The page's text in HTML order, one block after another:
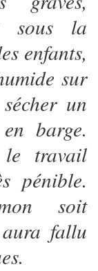
sous la
enfants,
sur
un
barge.
le travail
pénible.
soit
fallu